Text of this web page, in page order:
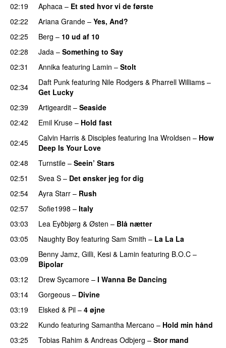
02:19
Aphaca – Et sted hvor vi de første
02:22
Ariana Grande – Yes, And?
02:25
Berg – 10 ud af 10
02:28
Jada – Something to Say
02:31
Annika featuring Lamin – Stolt
02:34
Daft Punk featuring Nile Rodgers & Pharrell Williams –
Get Lucky
02:39
Artigeardit – Seaside
02:42
Emil Kruse – Hold fast
02:45
Calvin Harris & Disciples featuring Ina Wroldsen – How
Deep Is Your Love
02:48
Turnstile – Seein’ Stars
02:51 Svea S – Det ønsker jeg for dig
02:54
Ayra Starr – Rush
02:57
Sofie1998 – Italy
03:03 Lea Eyðbjørg & Østen – Blå nætter
03:05 Naughty Boy featuring Sam Smith – La La La
03:09
Benny Jamz, Gilli, Kesi & Lamin featuring B.O.C –
Bipolar
03:12
Drew Sycamore – I Wanna Be Dancing
03:14
Gorgeous – Divine
03:19
Elsked & Pil – 4 øjne
03:22
Kundo featuring Samantha Mercano – Hold min hånd
03:25
Tobias Rahim & Andreas Odbjerg – Stor mand